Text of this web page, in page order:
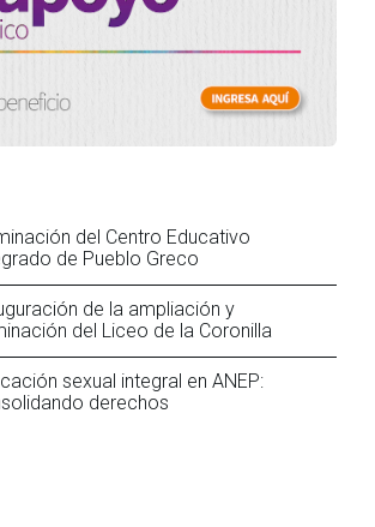
del Centro Educativo
de Pueblo Greco
de la ampliación y
del Liceo de la Coronilla
sexual integral en ANEP:
derechos